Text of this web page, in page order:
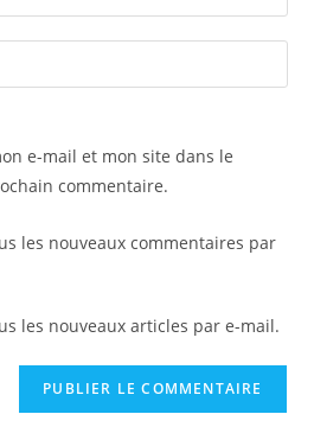
e-mail et mon site dans le
commentaire.
les nouveaux commentaires par
les nouveaux articles par e-mail.